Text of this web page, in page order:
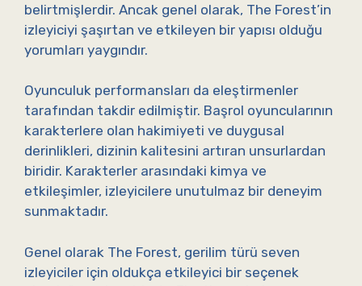
belirtmişlerdir. Ancak genel olarak, The Forest’in
izleyiciyi şaşırtan ve etkileyen bir yapısı olduğu
yorumları yaygındır.
Oyunculuk performansları da eleştirmenler
tarafından takdir edilmiştir. Başrol oyuncularının
karakterlere olan hakimiyeti ve duygusal
derinlikleri, dizinin kalitesini artıran unsurlardan
biridir. Karakterler arasındaki kimya ve
etkileşimler, izleyicilere unutulmaz bir deneyim
sunmaktadır.
Genel olarak The Forest, gerilim türü seven
izleyiciler için oldukça etkileyici bir seçenek